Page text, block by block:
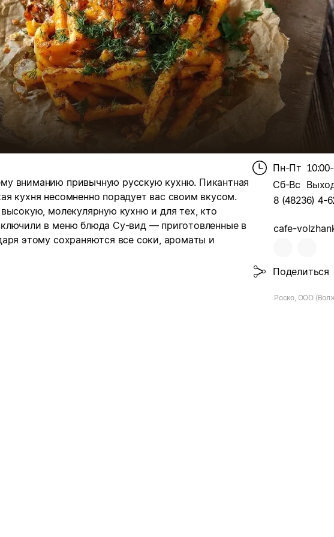
вниманию привычную русскую кухню. Пикантная
кухня несомненно порадует вас своим вкусом.
молекулярную кухню и для тех, кто
в меню блюда Су-вид — приготовленные в
этому сохраняются все соки, ароматы и
Пн-Пт
Сб-Вс
8 (48236) 4-
cafe-
Поделиться
Роско, ООО